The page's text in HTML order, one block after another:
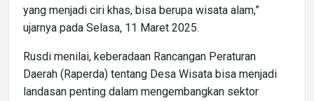
yang menjadi ciri khas, bisa berupa wisata alam,”
ujarnya pada Selasa, 11 Maret 2025.
Rusdi menilai, keberadaan Rancangan Peraturan
Daerah (Raperda) tentang Desa Wisata bisa menjadi
landasan penting dalam mengembangkan sektor